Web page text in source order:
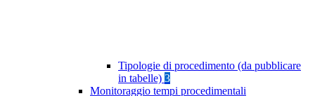
Tipologie di procedimento (da pubblicare
in tabelle) 3
Monitoraggio tempi procedimentali